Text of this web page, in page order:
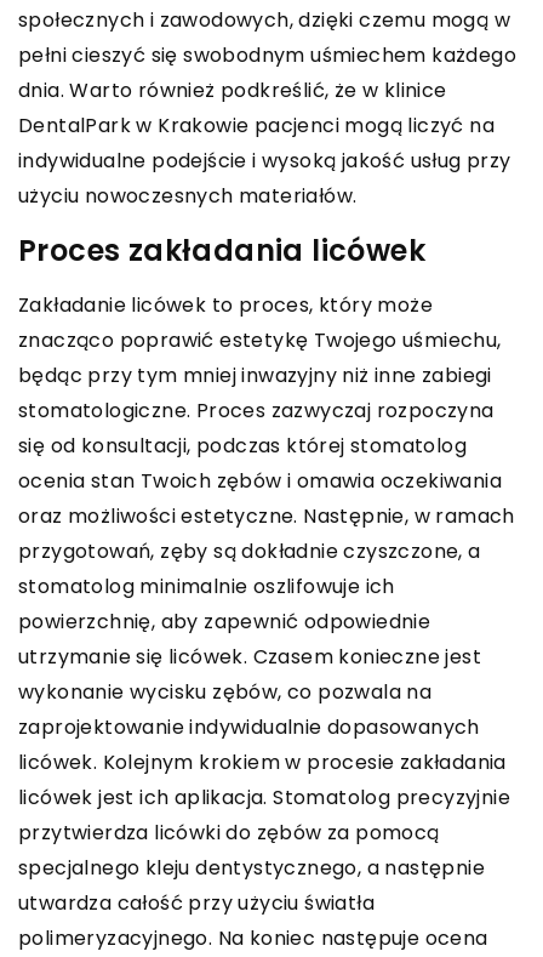
społecznych i zawodowych, dzięki czemu mogą w
pełni cieszyć się swobodnym uśmiechem każdego
dnia. Warto również podkreślić, że w klinice
DentalPark w Krakowie pacjenci mogą liczyć na
indywidualne podejście i wysoką jakość usług przy
użyciu nowoczesnych materiałów.
Proces zakładania licówek
Zakładanie licówek to proces, który może
znacząco poprawić estetykę Twojego uśmiechu,
będąc przy tym mniej inwazyjny niż inne zabiegi
stomatologiczne. Proces zazwyczaj rozpoczyna
się od konsultacji, podczas której stomatolog
ocenia stan Twoich zębów i omawia oczekiwania
oraz możliwości estetyczne. Następnie, w ramach
przygotowań, zęby są dokładnie czyszczone, a
stomatolog minimalnie oszlifowuje ich
powierzchnię, aby zapewnić odpowiednie
utrzymanie się licówek. Czasem konieczne jest
wykonanie wycisku zębów, co pozwala na
zaprojektowanie indywidualnie dopasowanych
licówek. Kolejnym krokiem w procesie zakładania
licówek jest ich aplikacja. Stomatolog precyzyjnie
przytwierdza licówki do zębów za pomocą
specjalnego kleju dentystycznego, a następnie
utwardza całość przy użyciu światła
polimeryzacyjnego. Na koniec następuje ocena